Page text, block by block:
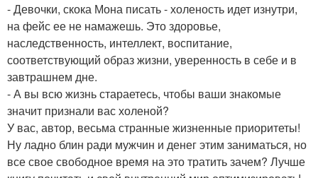
- Девочки, скока Мона писать - холеность идет изнутри,
на фейс ее не намажешь. Это здоровье,
наследственность, интеллект, воспитание,
соответствующий образ жизни, уверенность в себе и в
завтрашнем дне.
- А вы всю жизнь стараетесь, чтобы ваши знакомые
значит признали вас холеной?
У вас, автор, весьма странные жизненные приоритеты!
Ну ладно блин ради мужчин и денег этим заниматься, но
все свое свободное время на это тратить зачем? Лучше